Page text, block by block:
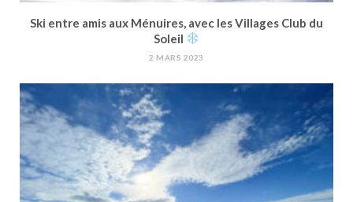
Ski entre amis aux Ménuires, avec les Villages Club du
Soleil
2 MARS 2023